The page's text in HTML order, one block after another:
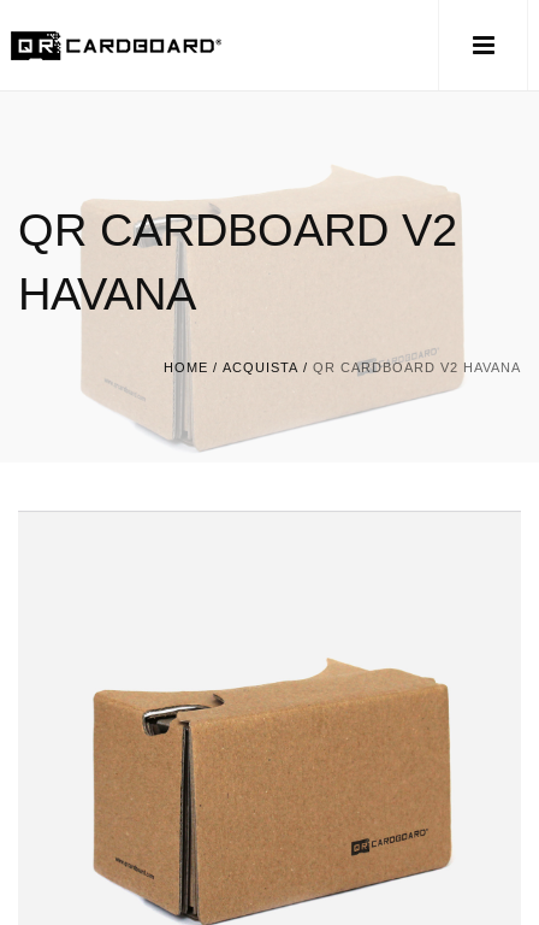
QR CARDBOARD V2
HAVANA
HOME / ACQUISTA / QR CARDBOARD V2 HAVANA